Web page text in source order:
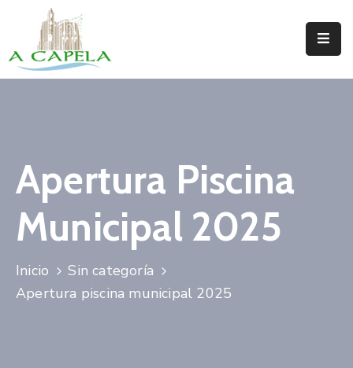
Inicio
Servizos
Turismo
Directorio
Apertura Piscina
Municipal 2025
Inicio
Sin categoría
Apertura piscina municipal 2025